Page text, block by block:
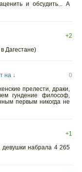
и обсудить... А
+2
Дагестане)
на ↓
0
прелести, драки,
гундение философ,
первым никогда не
+1
девушки набрала 4 265